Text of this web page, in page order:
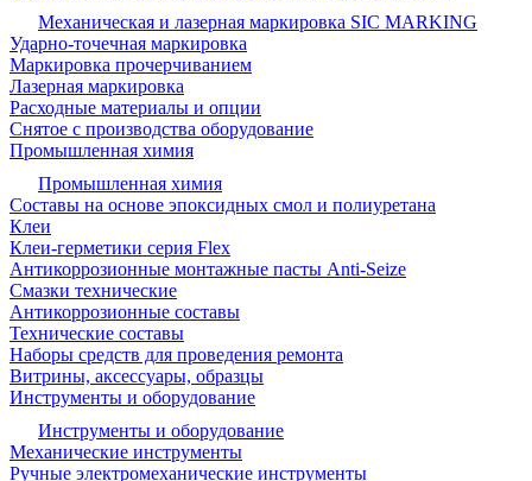
Механическая и лазерная маркировка SIC MARKING
Ударно-точечная маркировка
Маркировка прочерчиванием
Лазерная маркировка
Расходные материалы и опции
Снятое с производства оборудование
Промышленная химия
Промышленная химия
Составы на основе эпоксидных смол и полиуретана
Клеи
Клеи-герметики серия Flex
Антикоррозионные монтажные пасты Anti-Seize
Смазки технические
Антикоррозионные составы
Технические составы
Наборы средств для проведения ремонта
Витрины, аксессуары, образцы
Инструменты и оборудование
Инструменты и оборудование
Механические инструменты
Ручные электромеханические инструменты